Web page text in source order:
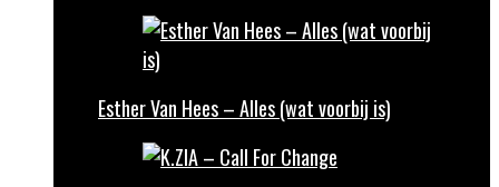
Esther Van Hees – Alles (wat voorbij is)